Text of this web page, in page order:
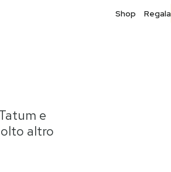
Shop Regala
e
altro